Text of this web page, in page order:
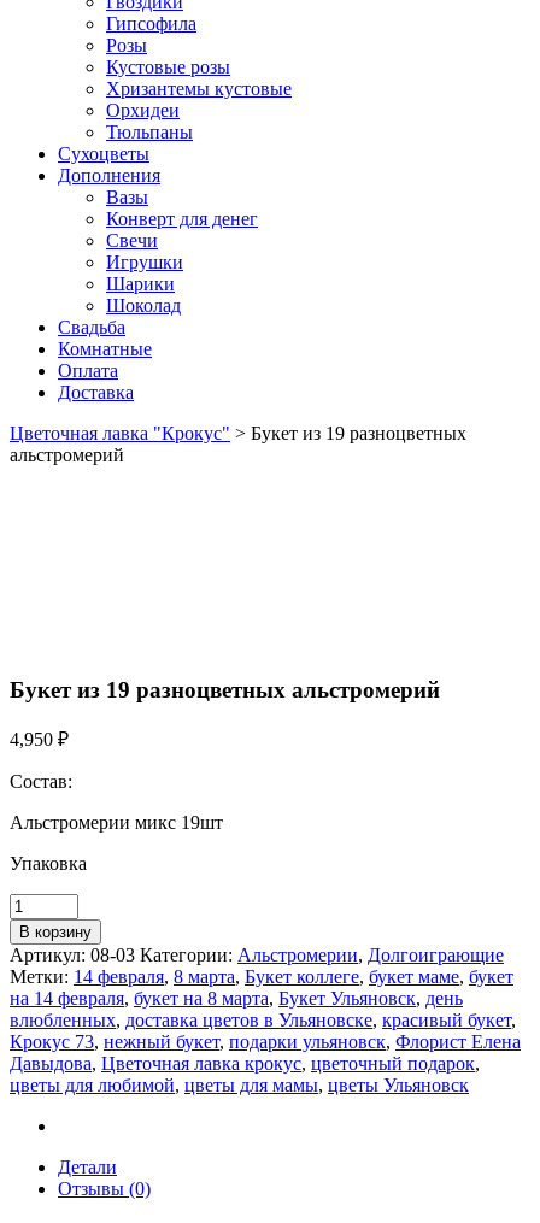
Гипсофила
Розы
Кустовые розы
Хризантемы кустовые
Орхидеи
Тюльпаны
Сухоцветы
Дополнения
Вазы
Конверт для денег
Свечи
Игрушки
Шарики
Шоколад
Свадьба
Комнатные
Оплата
Доставка
Цветочная лавка "Крокус" > Букет из 19 разноцветных
альстромерий
Букет из 19 разноцветных альстромерий
4,950 ₽
Состав:
Альстромерии микс 19шт
Упаковка
В корзину
Артикул: 08-03 Категории: Альстромерии, Долгоиграющие
Метки: 14 февраля, 8 марта, Букет коллеге, букет маме, букет
на 14 февраля, букет на 8 марта, Букет Ульяновск, день
влюбленных, доставка цветов в Ульяновске, красивый букет,
Крокус 73, нежный букет, подарки ульяновск, Флорист Елена
Давыдова, Цветочная лавка крокус, цветочный подарок,
цветы для любимой, цветы для мамы, цветы Ульяновск
Детали
Отзывы (0)